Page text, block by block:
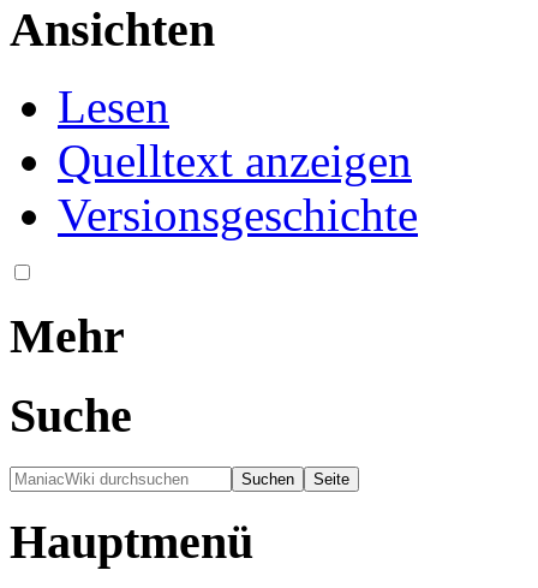
Ansichten
Lesen
Quelltext anzeigen
Versionsgeschichte
Mehr
Suche
Hauptmenü